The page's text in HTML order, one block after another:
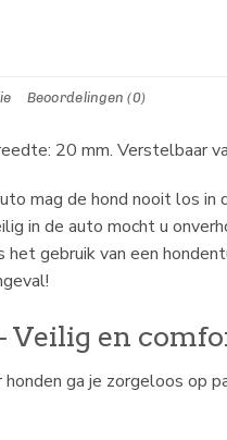
Beoordelingen (0)
20 mm. Verstelbaar
mag de hond nooit los
in de auto mocht u
het gebruik van een
Veilig en
ga je zorgeloos op